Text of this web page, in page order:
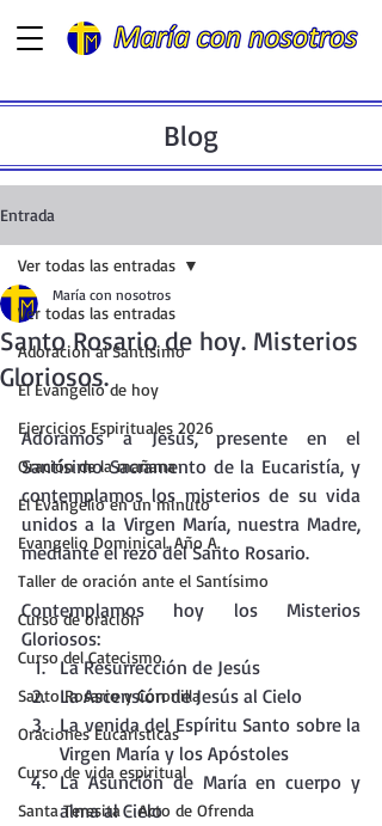
Blog
Entrada
Ver todas las entradas
Adoración al Santísimo
El Evangelio de hoy
Ejercicios Espirituales 2026
Oración de la mañana
El Evangelio en un minuto
Evangelio Dominical. Año A.
Taller de oración ante el Santísimo
Curso de oración
Curso del Catecismo
Santo Rosario y Coronilla
Oraciones Eucarísticas
Curso de vida espiritual
Santa Teresita - Acto de Ofrenda
Ver todas las entradas
Santo Rosario de hoy. Misterios
Gloriosos.
María con nosotros
Adoramos a Jesús, presente en el
Santísimo Sacramento de la Eucaristía, y
contemplamos los misterios de su vida
unidos a la Virgen María, nuestra Madre,
mediante el rezo del Santo Rosario.
Contemplamos hoy los Misterios
Gloriosos:
La Resurrección de Jesús
La Ascensión de Jesús al Cielo
La venida del Espíritu Santo sobre la
Virgen María y los Apóstoles
La Asunción de María en cuerpo y
alma al Cielo